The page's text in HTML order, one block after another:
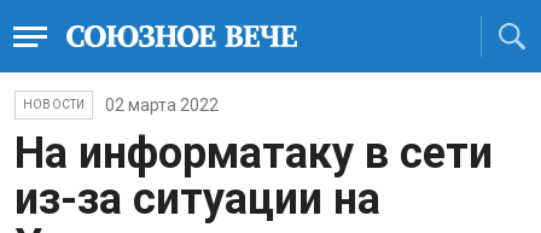
НОВОСТИ 02 марта 2022
На информатаку в сети
из-за ситуации на